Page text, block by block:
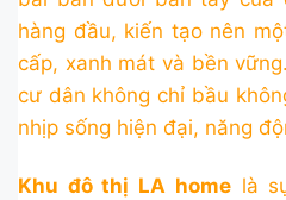
hàng đầu, kiến tạo nên
cấp, xanh mát và bền
cư dân không chỉ bầu
nhịp sống hiện đại, năng
Khu đô thị LA homelà